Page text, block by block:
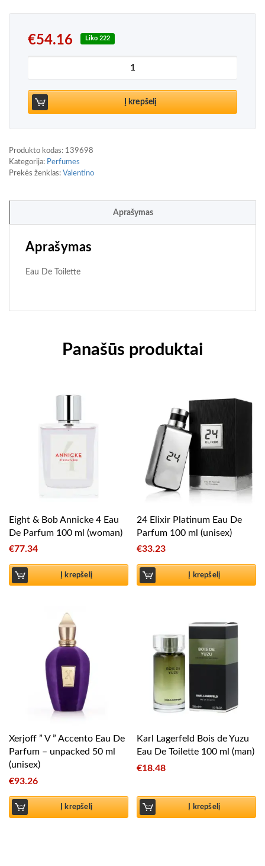
€54.16 Liko 222
produkto kiekis: Valentino Valentino Uomo Born
Į krepšelį
Produkto kodas: 139698
Kategorija: Perfumes
Prekės ženklas: Valentino
Aprašymas
Aprašymas
Eau De Toilette
Panašūs produktai
Eight & Bob Annicke 4 Eau
De Parfum 100 ml (woman)
€77.34
Į krepšelį
24 Elixir Platinum Eau De
Parfum 100 ml (unisex)
€33.23
Į krepšelį
Xerjoff ” V ” Accento Eau De
Parfum – unpacked 50 ml
(unisex)
€93.26
Į krepšelį
Karl Lagerfeld Bois de Yuzu
Eau De Toilette 100 ml (man)
€18.48
Į krepšelį